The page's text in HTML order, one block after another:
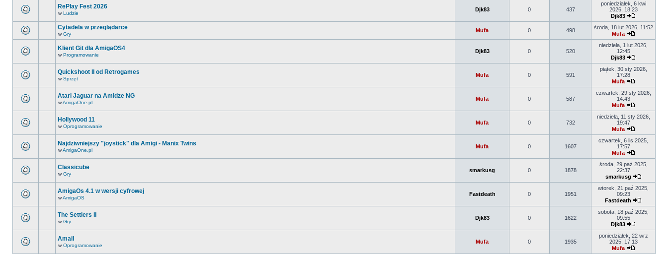
RePlay Fest 2026
w Ludzie
Djk83 0 437
poniedziałek, 6 kwi
2026, 18:23
Djk83
Cytadela w przeglądarce
w Gry
Mufa 0 498
środa, 18 lut 2026, 11:52
Mufa
Klient Git dla AmigaOS4
w Programowanie
Djk83 0 520
niedziela, 1 lut 2026,
12:45
Djk83
Quickshoot II od Retrogames
w Sprzęt
Mufa 0 591
piątek, 30 sty 2026,
17:28
Mufa
Atari Jaguar na Amidze NG
wAmigaOne.pl
Mufa 0 587
czwartek, 29 sty 2026,
14:43
Mufa
Hollywood 11
w Oprogramowanie
Mufa 0 732
niedziela, 11 sty 2026,
19:47
Mufa
Najdziwniejszy "joystick" dla Amigi - Manix Twins
wAmigaOne.pl
Mufa 0 1607
czwartek, 6 lis 2025,
17:57
Mufa
Classicube
w Gry
smarkusg 0 1878
środa, 29 paź 2025,
22:37
smarkusg
AmigaOs 4.1 w wersji cyfrowej
wAmigaOS
Fastdeath 0 1951
wtorek, 21 paź 2025,
09:23
Fastdeath
The Settlers II
w Gry
Djk83 0 1622
sobota, 18 paź 2025,
09:55
Djk83
Amail
w Oprogramowanie
Mufa 0 1935
poniedziałek, 22 wrz
2025, 17:13
Mufa